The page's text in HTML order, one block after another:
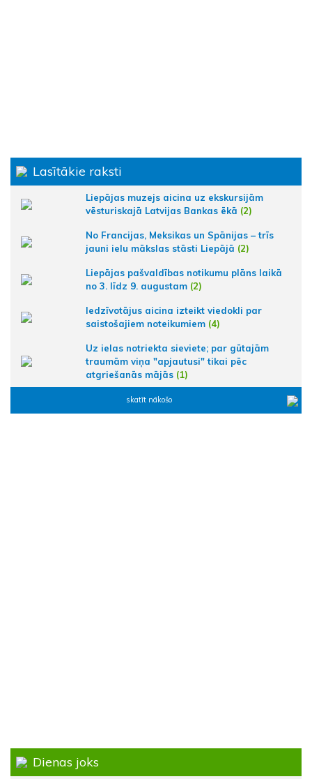
Lasītākie raksti
Liepājas muzejs aicina uz ekskursijām
vēsturiskajā Latvijas Bankas ēkā (2)
No Francijas, Meksikas un Spānijas – trīs
jauni ielu mākslas stāsti Liepājā (2)
Liepājas pašvaldības notikumu plāns laikā
no 3. līdz 9. augustam (2)
Iedzīvotājus aicina izteikt viedokli par
saistošajiem noteikumiem (4)
Uz ielas notriekta sieviete; par gūtajām
traumām viņa "apjautusi" tikai pēc
atgriešanās mājās (1)
skatīt nākošo
Dienas joks